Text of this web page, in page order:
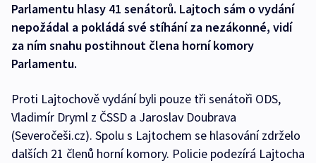
Parlamentu hlasy 41 senátorů. Lajtoch sám o vydání
nepožádal a pokládá své stíhání za nezákonné, vidí
za ním snahu postihnout člena horní komory
Parlamentu.
Proti Lajtochově vydání byli pouze tři senátoři ODS,
Vladimír Dryml z ČSSD a Jaroslav Doubrava
(Severočeši.cz). Spolu s Lajtochem se hlasování zdrželo
dalších 21 členů horní komory. Policie podezírá Lajtocha